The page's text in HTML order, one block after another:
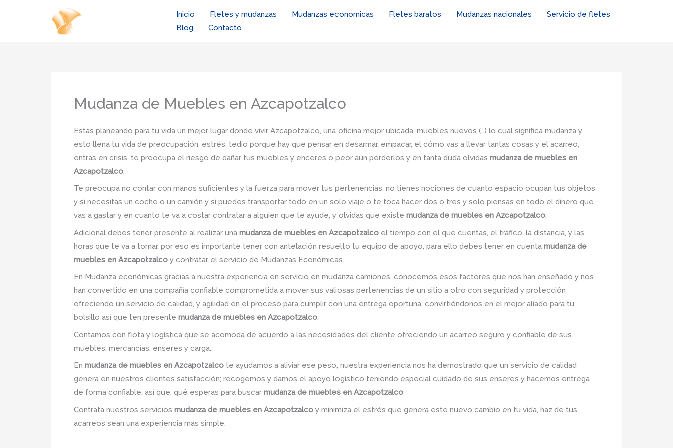
Inicio Fletes y mudanzas Mudanzas economicas Fletes baratos Mudanzas nacionales
Servicio de fletes
Blog
Contacto
Mudanza de Muebles en Azcapotzalco
Estás planeando para tu vida un mejor lugar donde vivir Azcapotzalco, una oficina mejor ubicada, muebles nuevos (…) lo cual significa mudanza y
esto llena tu vida de preocupación, estrés, tedio porque hay que pensar en desarmar, empacar, el cómo vas a llevar tantas cosas y el acarreo,
entras en crisis, te preocupa el riesgo de dañar tus muebles y enceres o peor aún perderlos y en tanta duda olvidas mudanza de muebles en
Azcapotzalco
Te preocupa no contar con manos suficientes y la fuerza para mover tus pertenencias, no tienes nociones de cuanto espacio ocupan tus objetos
y si necesitas un coche o un camión y si puedes transportar todo en un solo viaje o te toca hacer dos o tres y solo piensas en todo el dinero que
vas a gastar y en cuanto te va a costar contratar a alguien que te ayude, y olvidas que existe mudanza de muebles en Azcapotzalco.
Adicional debes tener presente al realizar una mudanza de muebles en Azcapotzalco el tiempo con el que cuentas, el tráfico, la distancia, y las
horas que te va a tomar, por eso es importante tener con antelación resuelto tu equipo de apoyo, para ello debes tener en cuenta mudanza de
muebles en Azcapotzalco y contratar el servicio de Mudanzas Económicas.
En Mudanza económicas gracias a nuestra experiencia en servicio en mudanza camiones, conocemos esos factores que nos han enseñado y nos
han convertido en una compañía confiable comprometida a mover sus valiosas pertenencias de un sitio a otro con seguridad y protección
ofreciendo un servicio de calidad, y agilidad en el proceso para cumplir con una entrega oportuna, convirtiéndonos en el mejor aliado para tu
bolsillo así que ten presente mudanza de muebles en Azcapotzalco.
Contamos con flota y logística que se acomoda de acuerdo a las necesidades del cliente ofreciendo un acarreo seguro y confiable de sus
muebles, mercancías, enseres y carga.
En mudanza de muebles en Azcapotzalco te ayudamos a aliviar ese peso, nuestra experiencia nos ha demostrado que un servicio de calidad
genera en nuestros clientes satisfacción; recogemos y damos el apoyo logístico teniendo especial cuidado de sus enseres y hacemos entrega
de forma confiable, así que, qué esperas para buscar mudanza de muebles en Azcapotzalco
Contrata nuestros servicios mudanza de muebles en Azcapotzalco y minimiza el estrés que genera este nuevo cambio en tu vida, haz de tus
acarreos sean una experiencia más simple.